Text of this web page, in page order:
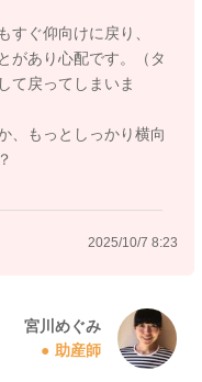
すぐ仰向けに戻り、
があり心配です。（タ
て戻ってしまいま
、もっとしっかり横向
2025/10/7 8:23
宮川めぐみ
助産師